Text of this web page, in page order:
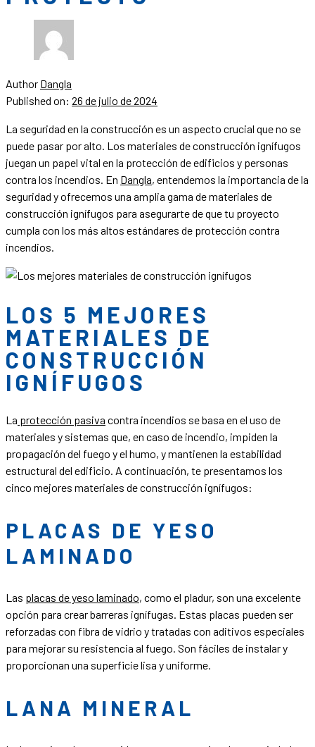
Author Dangla
Published on: 26 de julio de 2024
La seguridad en la construcción es un aspecto crucial que no se
puede pasar por alto. Los materiales de construcción ignífugos
juegan un papel vital en la protección de edificios y personas
contra los incendios. En Dangla, entendemos la importancia de la
seguridad y ofrecemos una amplia gama de materiales de
construcción ignífugos para asegurarte de que tu proyecto
cumpla con los más altos estándares de protección contra
incendios.
LOS 5 MEJORES
MATERIALES DE
CONSTRUCCIÓN
IGNÍFUGOS
La protección pasiva contra incendios se basa en el uso de
materiales y sistemas que, en caso de incendio, impiden la
propagación del fuego y el humo, y mantienen la estabilidad
estructural del edificio. A continuación, te presentamos los
cinco mejores materiales de construcción ignífugos:
PLACAS DE YESO
LAMINADO
Las placas de yeso laminado, como el pladur, son una excelente
opción para crear barreras ignífugas. Estas placas pueden ser
reforzadas con fibra de vidrio y tratadas con aditivos especiales
para mejorar su resistencia al fuego. Son fáciles de instalar y
proporcionan una superficie lisa y uniforme.
LANA MINERAL